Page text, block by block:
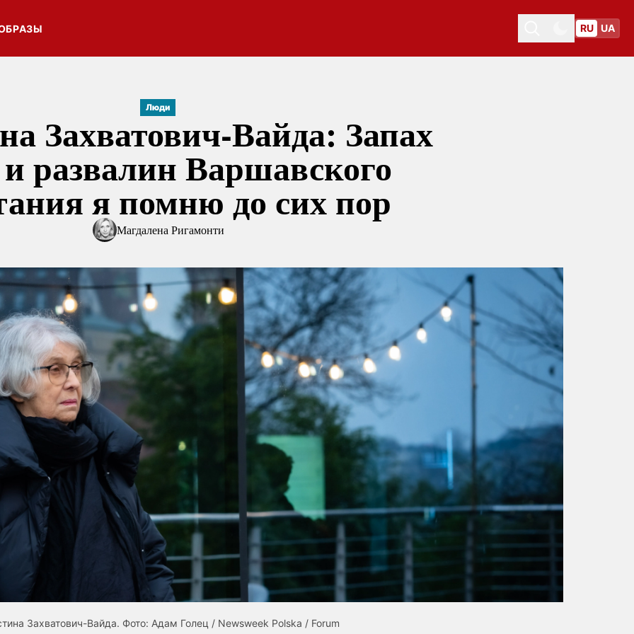
Toggle themeToggle theme
RU UA
Люди
Захватович-Вайда: Запах
развалин Варшавского
я помню до сих пор
Магдалена Ригамонти
Захватович-Вайда. Фото: Адам Голец / Newsweek Polska / Forum